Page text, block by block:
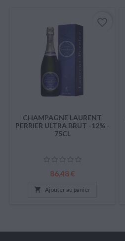
CHAMPAGNE LAURENT
PERRIER ULTRA BRUT -12% -
75CL
Prix
86,48 €
 Ajouter au panier
favorite_border